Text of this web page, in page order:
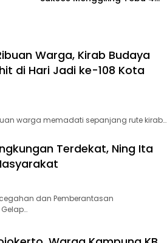
Warga, Kirab Budaya
di Hari Jadi ke-108 Kota
warga memadati sepanjang rute kirab…
Terdekat, Ning Ita
dan Pemberantasan